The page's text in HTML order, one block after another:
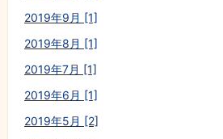
2019年9月 [1]
2019年8月 [1]
2019年7月 [1]
2019年6月 [1]
2019年5月 [2]